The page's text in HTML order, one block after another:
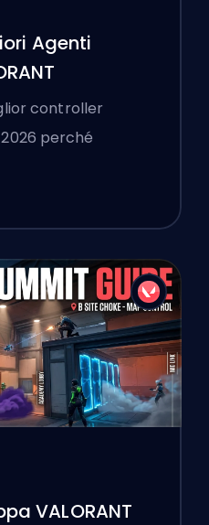
Agenti
controller
2026 perché
VALORANT